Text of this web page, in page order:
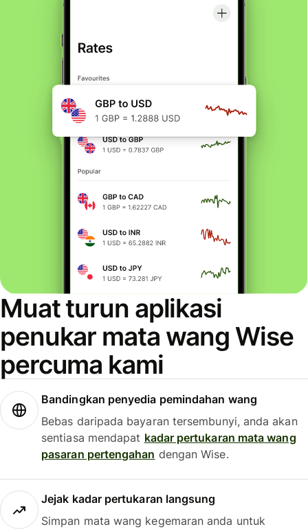
Muat turun aplikasi
penukar mata wang Wise
percuma kami
Bandingkan penyedia pemindahan wang
Bebas daripada bayaran tersembunyi, anda akan
sentiasa mendapat kadar pertukaran mata wang
pasaran pertengahan dengan Wise.
Jejak kadar pertukaran langsung
Simpan mata wang kegemaran anda untuk